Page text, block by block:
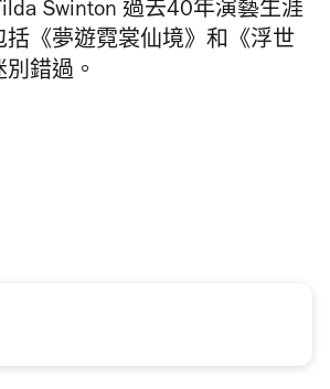
Swinton 過去40年演藝生涯
括《夢遊霓裳仙境》和《浮世
錯過。